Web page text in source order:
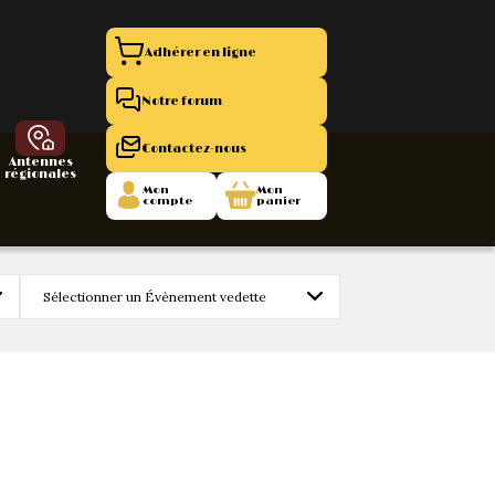
Antennes
régionales
Adhérer en ligne
Notre forum
Contactez-nous
Mon
compte
Mon
panier